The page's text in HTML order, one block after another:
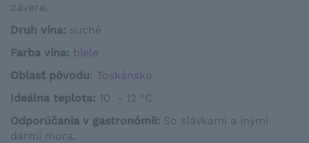
závere.
Druh vína: suché
Farba vína: biele
Oblasť pôvodu: Toskánsko
Ideálna teplota: 10 - 12 °C
Odporúčania v gastronómii: So slávkami a inými
darmi mora.